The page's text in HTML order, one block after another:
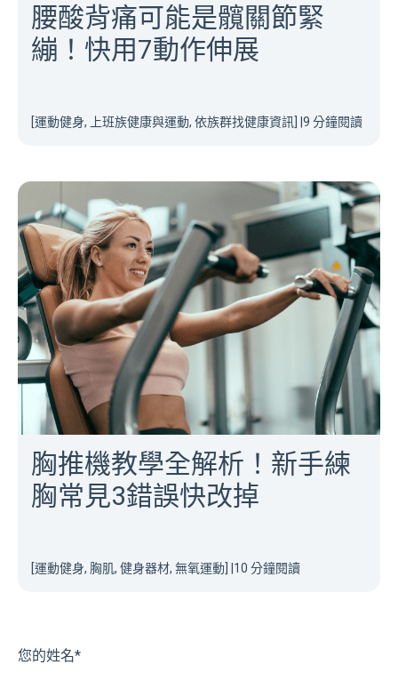
腰酸背痛可能是髖關節緊
繃！快用7動作伸展
[運動健身, 上班族健康與運動, 依族群找健康資訊] |9 分鐘閱讀
胸推機教學全解析！新手練
胸常見3錯誤快改掉
[運動健身, 胸肌, 健身器材, 無氧運動] 10 分鐘閱讀
您的姓名*